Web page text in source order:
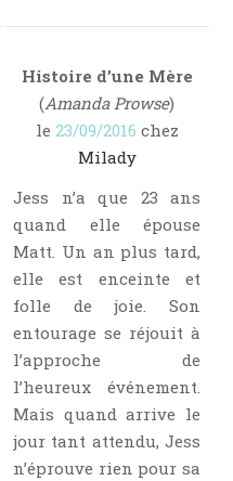
Histoire d’une Mère
(Amanda Prowse)
le 23/09/2016 chez
Milady
Jess n’a que 23 ans
quand elle épouse
Matt. Un an plus tard,
elle est enceinte et
folle de joie. Son
entourage se réjouit à
l’approche de
l’heureux événement.
Mais quand arrive le
jour tant attendu, Jess
n’éprouve rien pour sa